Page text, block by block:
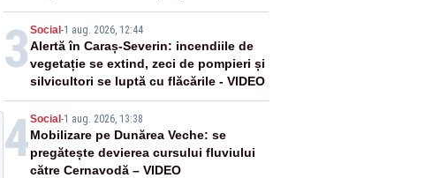
Guvernul Bolojan”
3 Social -1 aug. 2026, 12:44
Alertă în Caraș-Severin: incendiile de
vegetație se extind, zeci de pompieri și
silvicultori se luptă cu flăcările - VIDEO
4Social -1 aug. 2026, 13:38
Mobilizare pe Dunărea Veche: se
pregătește devierea cursului fluviului
către Cernavodă – VIDEO